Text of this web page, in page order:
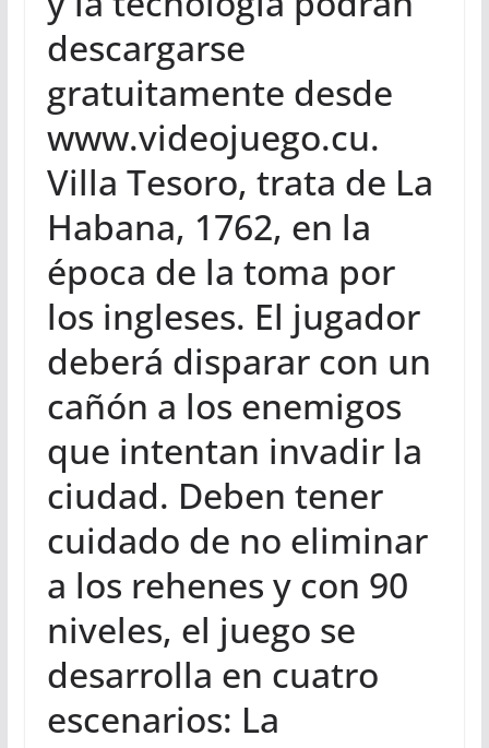
descargarse
gratuitamente desde
www.videojuego.cu.
Villa Tesoro, trata de La
Habana, 1762, en la
época de la toma por
los ingleses. El jugador
deberá disparar con un
cañón a los enemigos
que intentan invadir la
ciudad. Deben tener
cuidado de no eliminar
a los rehenes y con 90
niveles, el juego se
desarrolla en cuatro
escenarios: La